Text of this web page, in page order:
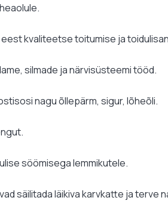
kvaliteetse toitumise ja
silmade ja närvisüsteemi tööd.
nagu õllepärm, sigur, lõheõli.
söömisega lemmikutele.
säilitada läikiva karvkatte ja terve